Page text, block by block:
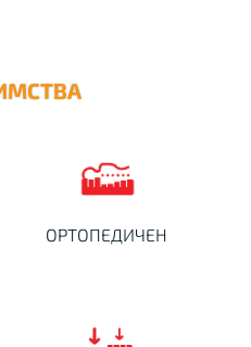
ОРТОПЕДИЧЕН
Чрез обособените седем зони
на различни твърдости
създава равномерна
гръбначния стълб.